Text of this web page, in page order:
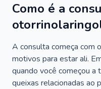
Como é a
A consulta começa com
motivos para estar ali.
quando você começou
queixas relacionadas ao